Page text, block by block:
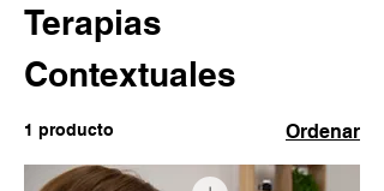
Terapias
Contextuales
1 producto Ordenar